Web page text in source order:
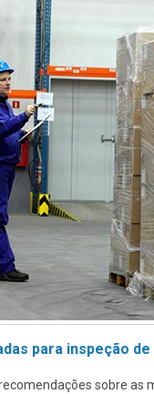
para inspeção de
sobre